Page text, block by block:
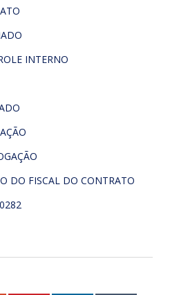
INTERNO
DO FISCAL DO CONTRATO